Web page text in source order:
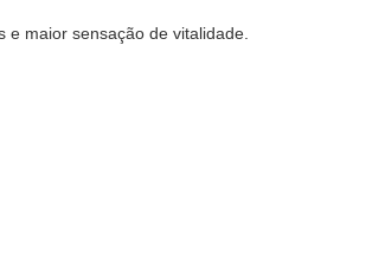
maior sensação de vitalidade.